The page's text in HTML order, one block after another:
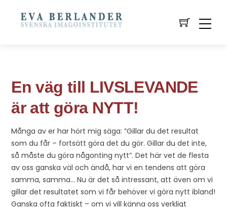
En väg till LIVSLEVANDE
är att göra NYTT!
Många av er har hört mig säga: ”Gillar du det resultat
som du får – fortsätt göra det du gör. Gillar du det inte,
så måste du göra någonting nytt”. Det här vet de flesta
av oss ganska väl och ändå, har vi en tendens att göra
samma, samma… Nu är det så intressant, att även om vi
gillar det resultatet som vi får behöver vi göra nytt ibland!
Ganska ofta faktiskt – om vi vill känna oss verkligt